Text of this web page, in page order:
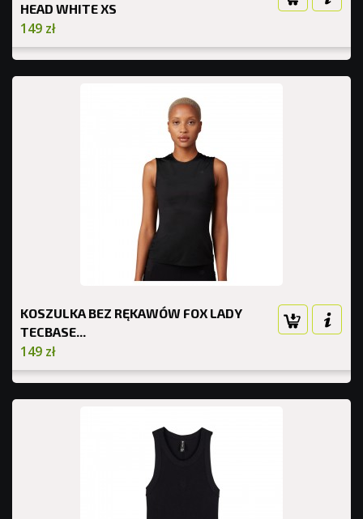
HEAD WHITE XS
149 zł
KOSZULKA BEZ RĘKAWÓW FOX LADY
TECBASE...
149 zł